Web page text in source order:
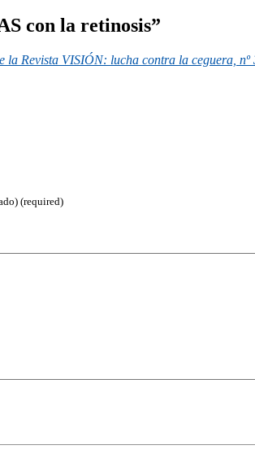
con la retinosis”
la Revista VISIÓN: lucha contra la ceguera, nº
(required)